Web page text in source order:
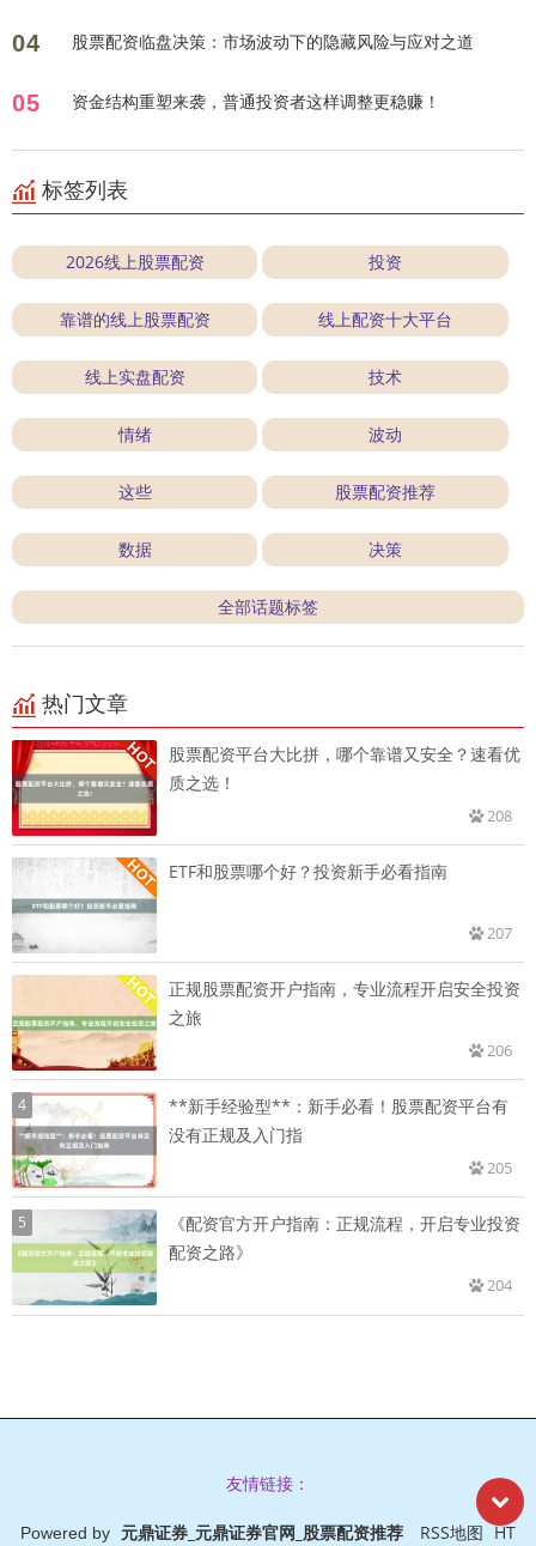
04 股票配资临盘决策：市场波动下的隐藏风险与应对之道
05 资金结构重塑来袭，普通投资者这样调整更稳赚！
标签列表
2026线上股票配资 投资
靠谱的线上股票配资 线上配资十大平台
线上实盘配资 技术
情绪 波动
这些 股票配资推荐
数据 决策
全部话题标签
热门文章
股票配资平台大比拼，哪个靠谱又安全？速看优
质之选！
208
ETF和股票哪个好？投资新手必看指南
207
正规股票配资开户指南，专业流程开启安全投资
之旅
206
4
**新手经验型**：新手必看！股票配资平台有
没有正规及入门指
205
5
《配资官方开户指南：正规流程，开启专业投资
配资之路》
204
友情链接：
Powered by 元鼎证券_元鼎证券官网_股票配资推荐 RSS地图 HT